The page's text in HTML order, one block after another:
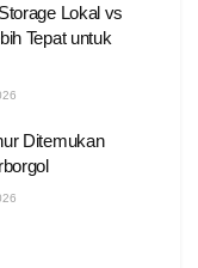
Lokal vs
Tepat untuk
Ditemukan